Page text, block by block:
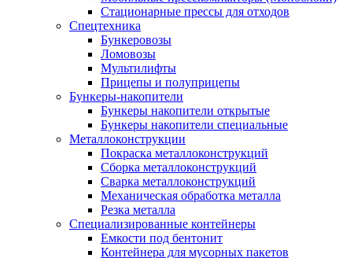
Стационарные прессы для отходов
Спецтехника
Бункеровозы
Ломовозы
Мультилифты
Прицепы и полуприцепы
Бункеры-накопители
Бункеры накопители открытые
Бункеры накопители специальные
Металлоконструкции
Покраска металлоконструкций
Сборка металлоконструкций
Сварка металлоконструкций
Механическая обработка металла
Резка металла
Специализированные контейнеры
Емкости под бентонит
Контейнера для мусорных пакетов